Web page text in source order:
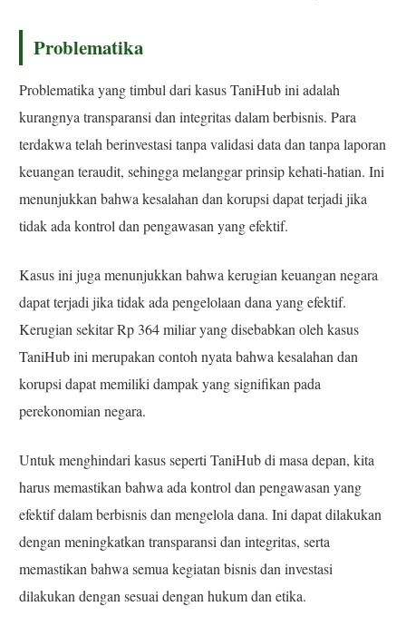
Problematika
Problematika yang timbul dari kasus TaniHub ini adalah
kurangnya transparansi dan integritas dalam berbisnis. Para
terdakwa telah berinvestasi tanpa validasi data dan tanpa laporan
keuangan teraudit, sehingga melanggar prinsip kehati-hatian. Ini
menunjukkan bahwa kesalahan dan korupsi dapat terjadi jika
tidak ada kontrol dan pengawasan yang efektif.
Kasus ini juga menunjukkan bahwa kerugian keuangan negara
dapat terjadi jika tidak ada pengelolaan dana yang efektif.
Kerugian sekitar Rp 364 miliar yang disebabkan oleh kasus
TaniHub ini merupakan contoh nyata bahwa kesalahan dan
korupsi dapat memiliki dampak yang signifikan pada
perekonomian negara.
Untuk menghindari kasus seperti TaniHub di masa depan, kita
harus memastikan bahwa ada kontrol dan pengawasan yang
efektif dalam berbisnis dan mengelola dana. Ini dapat dilakukan
dengan meningkatkan transparansi dan integritas, serta
memastikan bahwa semua kegiatan bisnis dan investasi
dilakukan dengan sesuai dengan hukum dan etika.